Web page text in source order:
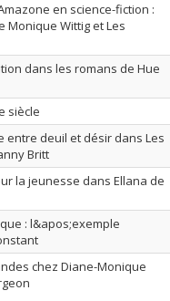
en science-fiction :
Monique Wittig et Les
dans les romans de Hue
siècle
entre deuil et désir dans Les
Britt
la jeunesse dans Ellana de
: l&apos;exemple
chez Diane-Monique